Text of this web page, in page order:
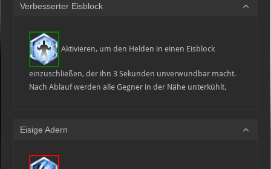
Verbesserter Eisblock
Aktivieren, um den Helden in einen Eisblock
einzuschließen, der ihn 3 Sekunden unverwundbar macht.
Nach Ablauf werden alle Gegner in der Nähe unterkühlt.
Eisige Adern